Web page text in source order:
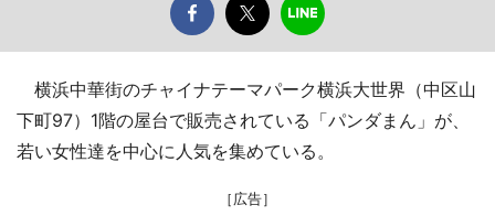
横浜中華街のチャイナテーマパーク横浜大世界（中区山
下町97）1階の屋台で販売されている「パンダまん」が、
若い女性達を中心に人気を集めている。
［広告］